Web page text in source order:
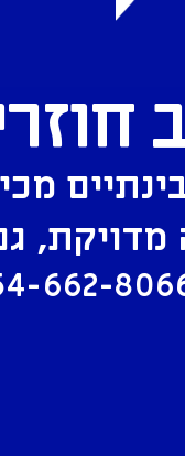
מדויקת,
662-